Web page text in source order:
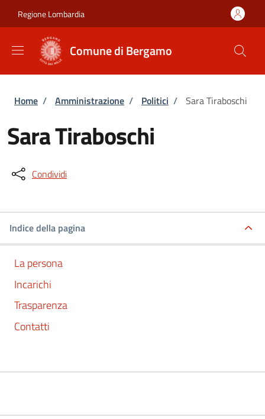
Regione Lombardia
Comune di Bergamo
Briciole di pane
Home / Amministrazione / Politici / Sara Tiraboschi
Sara Tiraboschi
Condividi
Indice della pagina
La persona
Incarichi
Trasparenza
Contatti